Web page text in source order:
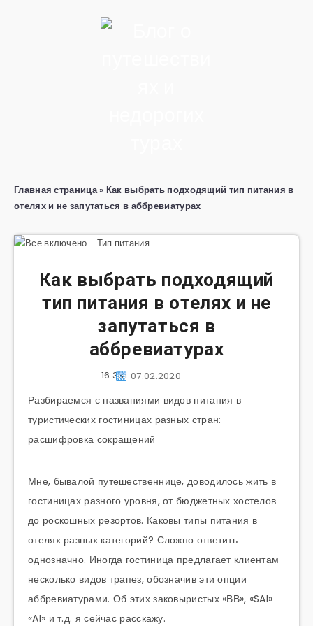
Главная страница» Как выбрать подходящий тип питания в
отелях и не запутаться в аббревиатурах
Как выбрать подходящий
тип питания в отелях и не
запутаться в
аббревиатурах
07.02.2020
16 331
Разбираемся с названиями видов питания в
туристических гостиницах разных стран:
расшифровка сокращений
Мне, бывалой путешественнице, доводилось жить в
гостиницах разного уровня, от бюджетных хостелов
до роскошных резортов. Каковы типы питания в
отелях разных категорий? Сложно ответить
однозначно. Иногда гостиница предлагает клиентам
несколько видов трапез, обозначив эти опции
аббревиатурами. Об этих заковыристых «ВВ», «SAI»
«AI» и т.д. я сейчас расскажу.